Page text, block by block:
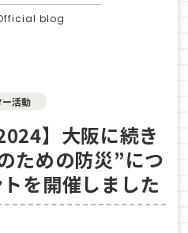
blog
ー活動
】大阪に続き
ための防災”につ
を開催しました